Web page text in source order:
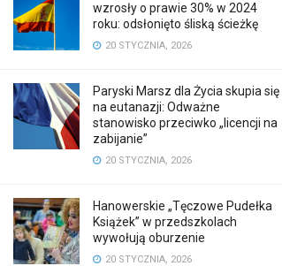
wzrosły o prawie 30% w 2024
roku: odsłonięto śliską ścieżkę
20 STYCZNIA, 2026
Paryski Marsz dla Życia skupia się
na eutanazji: Odważne
stanowisko przeciwko „licencji na
zabijanie”
20 STYCZNIA, 2026
Hanowerskie „Tęczowe Pudełka
Książek” w przedszkolach
wywołują oburzenie
20 STYCZNIA, 2026